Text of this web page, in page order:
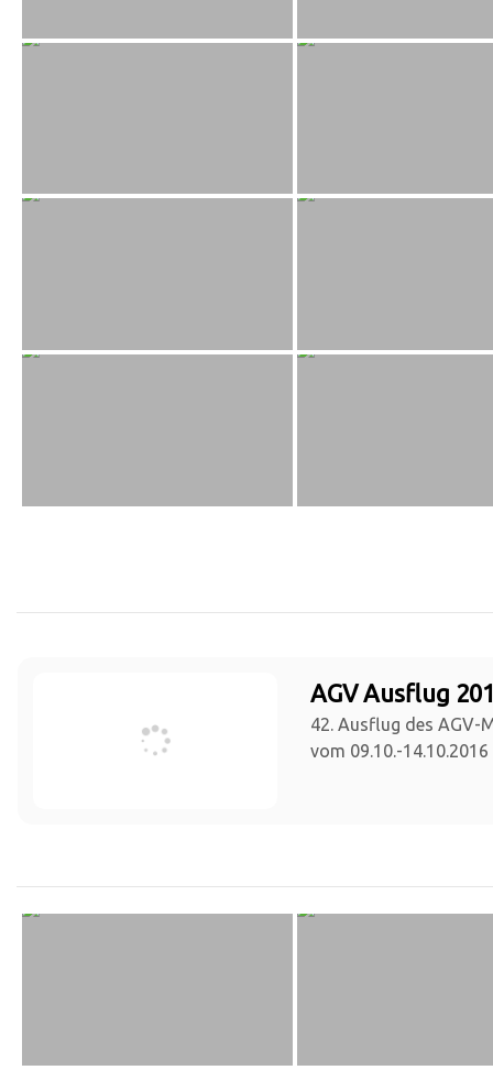
AGV Ausflug
42. Ausflug des AGV-
vom 09.10.-